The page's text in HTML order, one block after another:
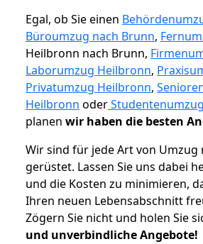
Egal, ob Sie einen
Büroumzug nach Brunn,
Heilbronn nach Brunn,
Laborumzug Heilbronn,
Privatumzug Heilbronn,
Heilbronn oderStudentenumzug
planen wir haben die besten
Wir sind für jede Art von Umzug
gerüstet. Lassen Sie uns dabei
und die Kosten zu minimieren,
Ihren neuen Lebensabschnitt
Zögern Sie nicht und holen Sie
und unverbindliche Angebote!